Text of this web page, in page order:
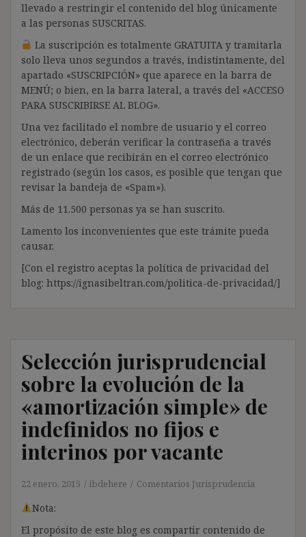
llevado a restringir el contenido del blog únicamente
a las personas SUSCRITAS.
La suscripción es totalmente GRATUITA y tramitarla
solo lleva unos segundos a través, indistintamente, del
apartado «SUSCRIPCIÓN» que aparece en la barra de
MENÚ; o bien, en la barra lateral, a través del «ACCESO
PARA SUSCRIBIRSE AL BLOG».
Una vez facilitado el nombre de usuario y el correo
electrónico, deberán verificar la contraseña a través
de un enlace que recibirán en el correo electrónico
registrado (según los casos, es posible que tengan que
revisar la bandeja de «Spam»).
Más de 11.500 personas ya se han suscrito.
Lamento los inconvenientes que este trámite pueda
causar.
[Con el registro aceptas la política de privacidad del
blog: https://ignasibeltran.com/politica-de-privacidad/]
Selección jurisprudencial
sobre la evolución de la
«amortización simple» de
indefinidos no fijos e
interinos por vacante
22 enero, 2015 ibdehere Comentarios Jurisprudencia
Nota:
El propósito de este blog es compartir contenido de